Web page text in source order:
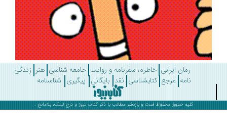
رمان ایرانی خاطره، سفرنامه و روایت جامعه شناسی هنر زندگی
مرجع کتابشناسی نقد بایگانی پیگیری شناسنامه
کلیه حقوق محفوظ است و بازنشر مطالب با ذکرکتاب نیوزو درج لینک، بلامانع .